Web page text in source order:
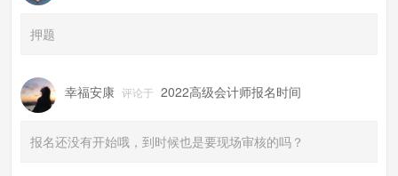
押题
幸福安康 评论于 2022高级会计师报名时间
报名还没有开始哦，到时候也是要现场审核的吗？